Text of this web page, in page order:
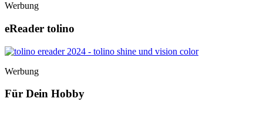
Werbung
eReader tolino
Werbung
Für Dein Hobby